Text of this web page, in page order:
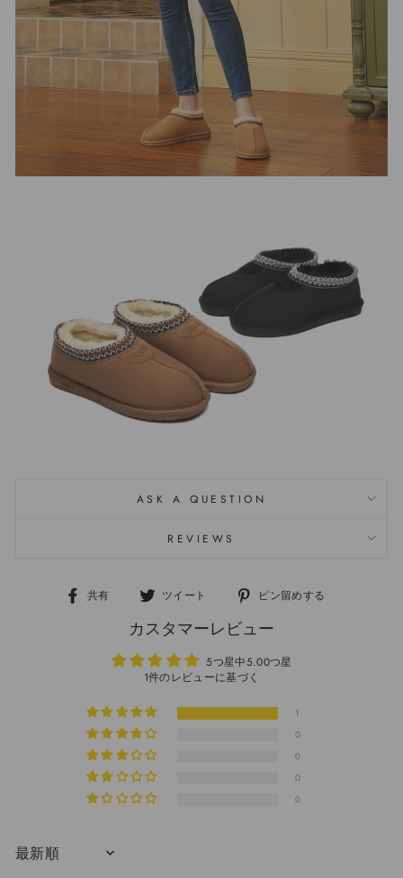
ASK A QUESTION
REVIEWS
共有
る
ツイート
で
ぶ
や
ピン留めする
「Pinterest」
ン
カスタマーレビュー
5つ星中5.00つ星
1件のレビューに基づく
1
0
0
0
0
SORT BY